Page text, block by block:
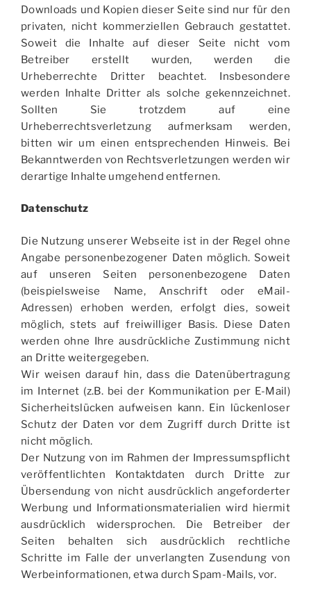
Downloads und Kopien dieser Seite sind nur für den
privaten, nicht kommerziellen Gebrauch gestattet.
Soweit die Inhalte auf dieser Seite nicht vom
Betreiber erstellt wurden, werden die
Urheberrechte Dritter beachtet. Insbesondere
werden Inhalte Dritter als solche gekennzeichnet.
Sollten Sie trotzdem auf eine
Urheberrechtsverletzung aufmerksam werden,
bitten wir um einen entsprechenden Hinweis. Bei
Bekanntwerden von Rechtsverletzungen werden wir
derartige Inhalte umgehend entfernen.
Datenschutz
Die Nutzung unserer Webseite ist in der Regel ohne
Angabe personenbezogener Daten möglich. Soweit
auf unseren Seiten personenbezogene Daten
(beispielsweise Name, Anschrift oder eMail-
Adressen) erhoben werden, erfolgt dies, soweit
möglich, stets auf freiwilliger Basis. Diese Daten
werden ohne Ihre ausdrückliche Zustimmung nicht
an Dritte weitergegeben.
Wir weisen darauf hin, dass die Datenübertragung
im Internet (z.B. bei der Kommunikation per E-Mail)
Sicherheitslücken aufweisen kann. Ein lückenloser
Schutz der Daten vor dem Zugriff durch Dritte ist
nicht möglich.
Der Nutzung von im Rahmen der Impressumspflicht
veröffentlichten Kontaktdaten durch Dritte zur
Übersendung von nicht ausdrücklich angeforderter
Werbung und Informationsmaterialien wird hiermit
ausdrücklich widersprochen. Die Betreiber der
Seiten behalten sich ausdrücklich rechtliche
Schritte im Falle der unverlangten Zusendung von
Werbeinformationen, etwa durch Spam-Mails, vor.